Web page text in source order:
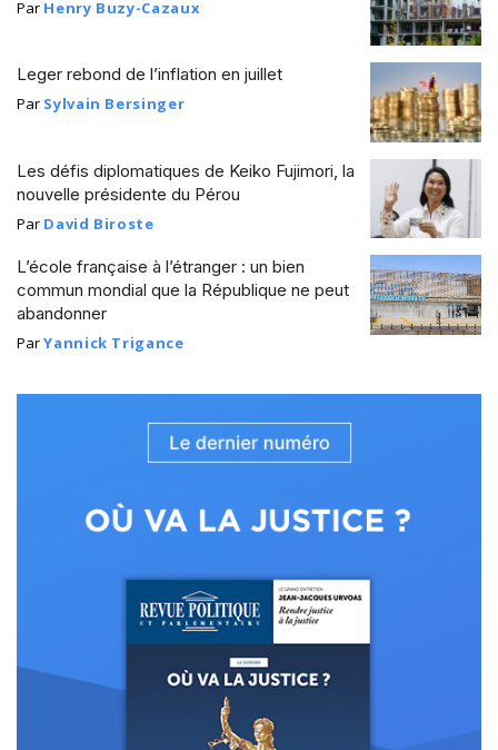
Par Henry Buzy-Cazaux
Leger rebond de l’inflation en juillet
Par Sylvain Bersinger
Les défis diplomatiques de Keiko Fujimori, la
nouvelle présidente du Pérou
Par David Biroste
L’école française à l’étranger : un bien
commun mondial que la République ne peut
abandonner
ParYannick Trigance